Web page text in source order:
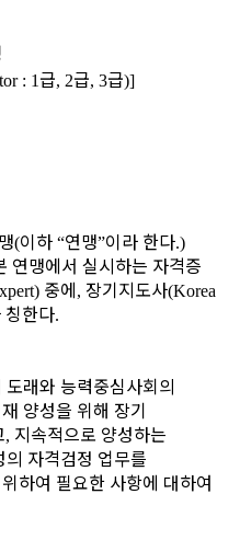
: 1급, 2급, 3급)]
(이하 “연맹”이라 한다.)
연맹에서 실시하는 자격증
xpert) 중에, 장기지도사(Korea
칭한다.
래와 능력중심사회의
양성을 위해 장기
, 지속적으로 양성하는
자격검정 업무를
하여 필요한 사항에 대하여